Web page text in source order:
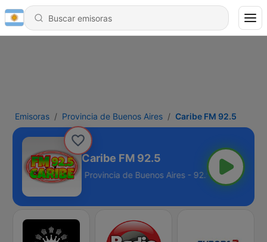
Emisoras Provincia de Buenos Aires Caribe FM 92.5
Caribe FM 92.5
- 92.5 FM